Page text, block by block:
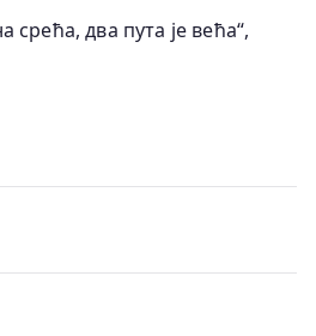
два пута је већа“,